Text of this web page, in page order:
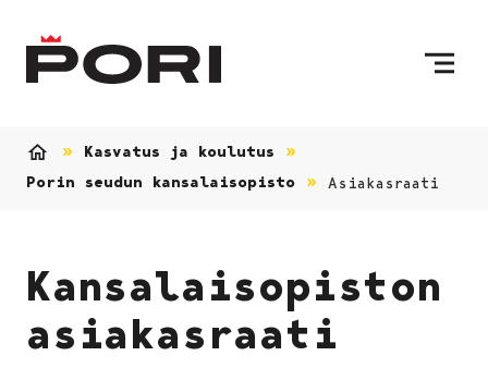
Kasvatus ja koulutus
Porin seudun kansalaisopisto
Asiakasraati
Kansalaisopiston
asiakasraati